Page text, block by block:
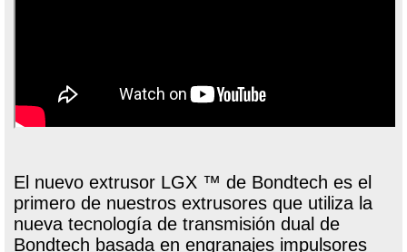
El nuevo extrusor LGX ™ de Bondtech es el
primero de nuestros extrusores que utiliza la
nueva tecnología de transmisión dual de
Bondtech basada en engranajes impulsores